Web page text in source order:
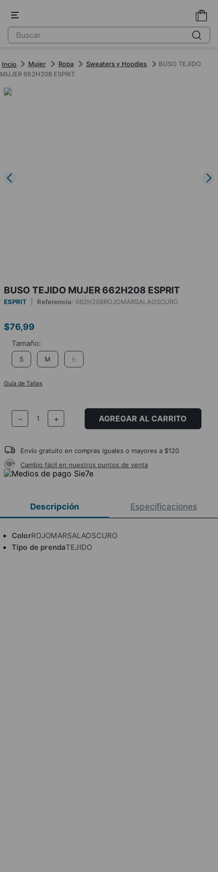
Mujer Ropa Sweaters y Hoodies
BUSO TEJIDO
MUJER 662H208 ESPRIT
BUSO TEJIDO MUJER 662H208 ESPRIT
ESPRIT Referencia: 662H208ROJOMARSALAOSCURO
$76,99
S M L
Guía de Tallas
＋
－ AGREGAR AL CARRITO
Envío gratuito en compras iguales o mayores a $120
Cambio fácil en nuestros puntos de venta
Descripción Especificaciones
ColorROJOMARSALAOSCURO
Tipo de prendaTEJIDO